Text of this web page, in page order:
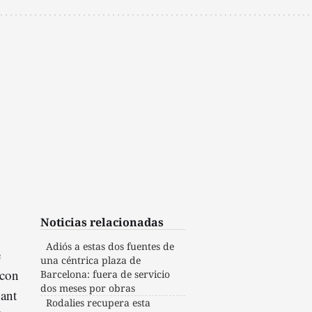
Noticias relacionadas
Adiós a estas dos fuentes de
una céntrica plaza de
Barcelona: fuera de servicio
dos meses por obras
Rodalies recupera esta